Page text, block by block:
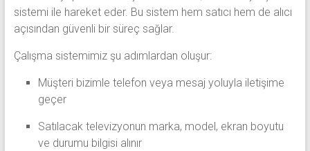
sistemi ile hareket eder. Bu sistem hem satıcı hem de alıcı
açısından güvenli bir süreç sağlar.
Çalışma sistemimiz şu adımlardan oluşur:
Müşteri bizimle telefon veya mesaj yoluyla iletişime
geçer
Satılacak televizyonun marka, model, ekran boyutu
ve durumu bilgisi alınır